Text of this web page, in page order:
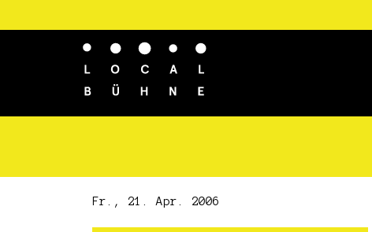
Fr., 21. Apr. 2006